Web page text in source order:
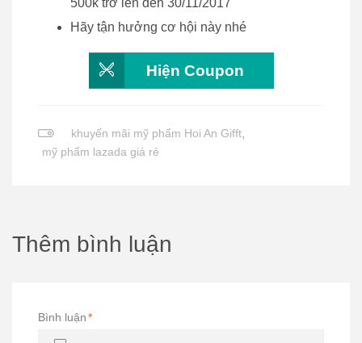
500k trở lên đến 30/11/2017
Hãy tận hưởng cơ hội này nhé
Hiện Coupon
khuyến mãi mỹ phẩm Hoi An Gifft,
mỹ phẩm lazada giá rẻ
Thêm bình luận
Bình luận*